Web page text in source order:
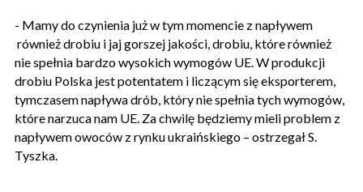
- Mamy do czynienia już w tym momencie z napływem
również drobiu i jaj gorszej jakości, drobiu, które również
nie spełnia bardzo wysokich wymogów UE. W produkcji
drobiu Polska jest potentatem i liczącym się eksporterem,
tymczasem napływa drób, który nie spełnia tych wymogów,
które narzuca nam UE. Za chwilę będziemy mieli problem z
napływem owoców z rynku ukraińskiego – ostrzegał S.
Tyszka.